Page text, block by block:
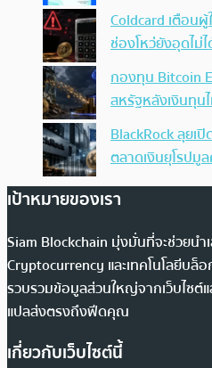
Coldcard เตือน
ช่องโหว่ยังอุดไม่ไ
กองทุน Bitcoin
สหรัฐหลังเงินทุน
BlackRock ลุยเ
ตลาดเงินยุโรปมู
เป้าหมายของเรา
Siam Blockchain มุ่งมั่นที่จะช่วยนำ
Cryptocurrency และเทคโนโลยีบล็
รวบรวมข้อมูลส่วนใหญ่จากเว็บไซต์แ
แปลส่งตรงถึงฟีดคุณ
เกี่ยวกับเว็บไซต์นี้